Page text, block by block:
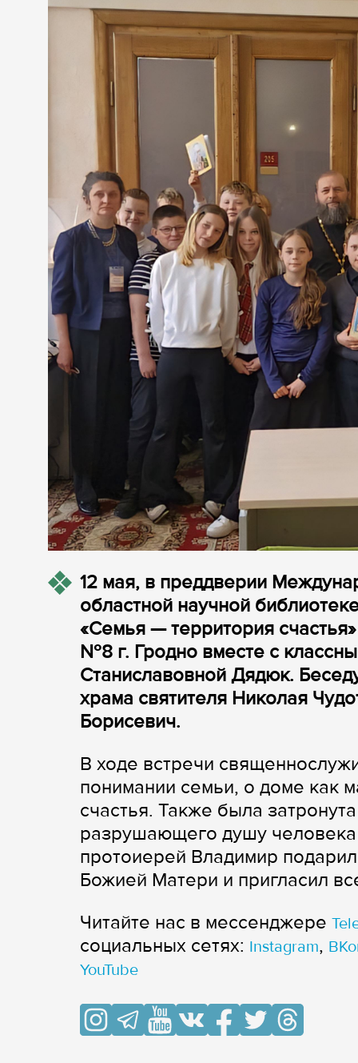
12 мая, в преддверии
областной научной
«Семья — территория
№8 г. Гродно вместе с
Станиславовной Дядюк.
храма святителя Николая
Борисевич.
В ходе встречи
понимании семьи, о доме как
счастья. Также была
разрушающего душу
протоиерей Владимир
Божией Матери и пригласил
Читайте нас в мессенджере
cоциальных сетях: Instagram,
YouTube